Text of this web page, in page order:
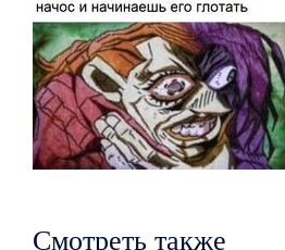
Смотреть также